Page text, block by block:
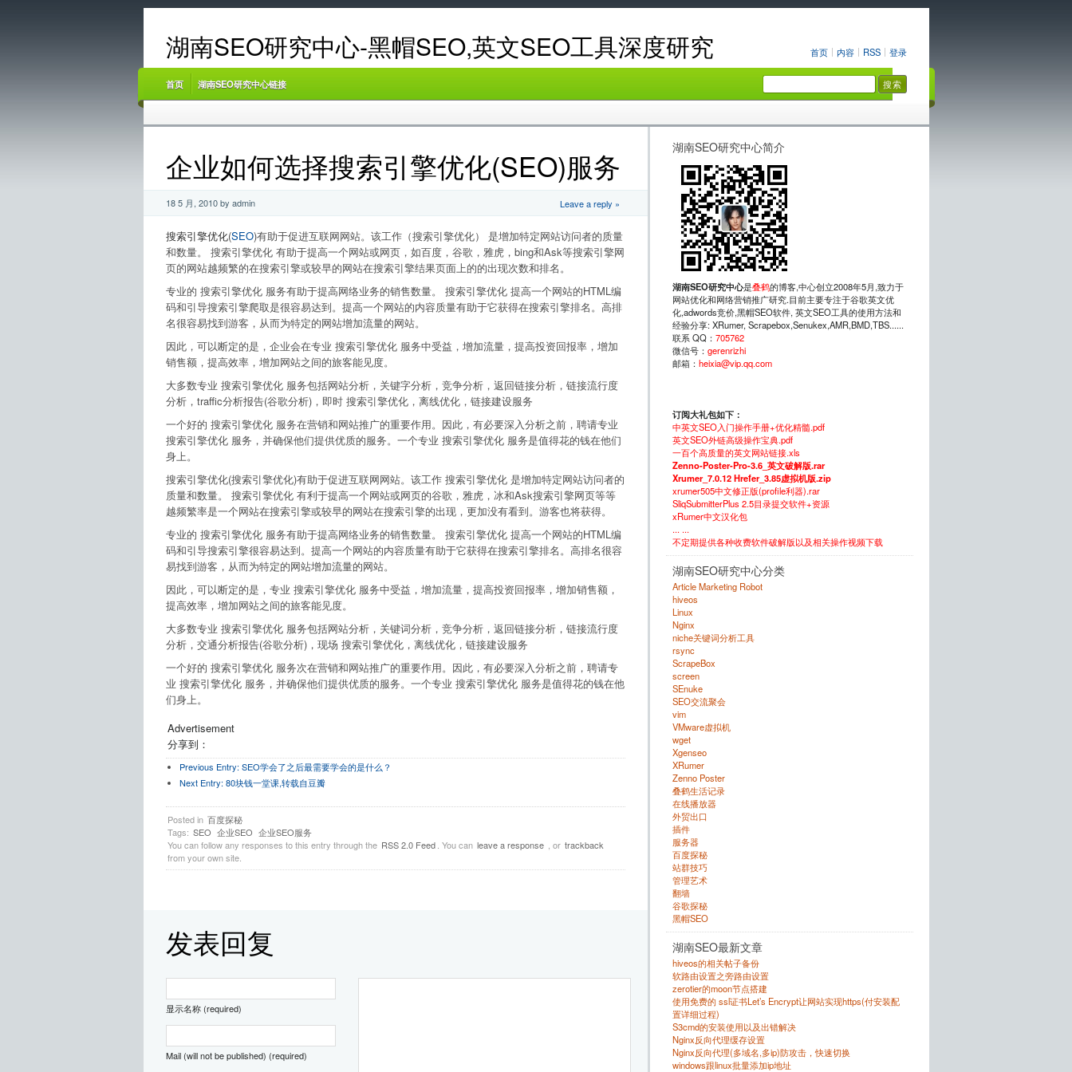
首页 内容 RSS 登录
湖南SEO研究中心-黑帽SEO,英文SEO工具深度研究
首页 湖南SEO研究中心链接
企业如何选择搜索引擎优化(SEO)服务
18 5 月, 2010 by admin Leave a reply »
搜索引擎优化(SEO)有助于促进互联网网站。该工作（搜索引擎优化） 是增加特定网站访问者的质量
和数量。 搜索引擎优化 有助于提高一个网站或网页，如百度，谷歌，雅虎，bing和Ask等搜索引擎网
页的网站越频繁的在搜索引擎或较早的网站在搜索引擎结果页面上的的出现次数和排名。
专业的 搜索引擎优化 服务有助于提高网络业务的销售数量。 搜索引擎优化 提高一个网站的HTML编
码和引导搜索引擎爬取是很容易达到。提高一个网站的内容质量有助于它获得在搜索引擎排名。高排
名很容易找到游客，从而为特定的网站增加流量的网站。
因此，可以断定的是，企业会在专业 搜索引擎优化 服务中受益，增加流量，提高投资回报率，增加
销售额，提高效率，增加网站之间的旅客能见度。
大多数专业 搜索引擎优化 服务包括网站分析，关键字分析，竞争分析，返回链接分析，链接流行度
分析，traffic分析报告(谷歌分析)，即时 搜索引擎优化，离线优化，链接建设服务
一个好的 搜索引擎优化 服务在营销和网站推广的重要作用。因此，有必要深入分析之前，聘请专业
搜索引擎优化 服务，并确保他们提供优质的服务。一个专业 搜索引擎优化 服务是值得花的钱在他们
身上。
搜索引擎优化(搜索引擎优化)有助于促进互联网网站。该工作 搜索引擎优化 是增加特定网站访问者的
质量和数量。 搜索引擎优化 有利于提高一个网站或网页的谷歌，雅虎，冰和Ask搜索引擎网页等等
越频繁率是一个网站在搜索引擎或较早的网站在搜索引擎的出现，更加没有看到。游客也将获得。
专业的 搜索引擎优化 服务有助于提高网络业务的销售数量。 搜索引擎优化 提高一个网站的HTML编
码和引导搜索引擎很容易达到。提高一个网站的内容质量有助于它获得在搜索引擎排名。高排名很容
易找到游客，从而为特定的网站增加流量的网站。
因此，可以断定的是，专业 搜索引擎优化 服务中受益，增加流量，提高投资回报率，增加销售额，
提高效率，增加网站之间的旅客能见度。
大多数专业 搜索引擎优化 服务包括网站分析，关键词分析，竞争分析，返回链接分析，链接流行度
分析，交通分析报告(谷歌分析)，现场 搜索引擎优化，离线优化，链接建设服务
一个好的 搜索引擎优化 服务次在营销和网站推广的重要作用。因此，有必要深入分析之前，聘请专
业 搜索引擎优化 服务，并确保他们提供优质的服务。一个专业 搜索引擎优化 服务是值得花的钱在他
们身上。
Advertisement
分享到：
Previous Entry: SEO学会了之后最需要学会的是什么？
Next Entry: 80块钱一堂课,转载自豆瓣
Posted in 百度探秘
Tags: SEO 企业SEO 企业SEO服务
You can follow any responses to this entry through the RSS 2.0 Feed . You can leave a response , or trackback
from your own site.
发表回复
显示名称 (required)
Mail (will not be published) (required)
湖南SEO研究中心简介
湖南SEO研究中心是叠鹤的博客,中心创立2008年5月,致力于
网站优化和网络营销推广研究.目前主要专注于谷歌英文优
化,adwords竞价,黑帽SEO软件, 英文SEO工具的使用方法和
经验分享: XRumer, Scrapebox,Senukex,AMR,BMD,TBS......
联系 QQ： 705762
微信号： gerenrizhi
邮箱： heixia@vip.qq.com
订阅大礼包如下：
中英文SEO入门操作手册+优化精髓.pdf
英文SEO外链高级操作宝典.pdf
一百个高质量的英文网站链接.xls
Zenno-Poster-Pro-3.6_英文破解版.rar
Xrumer_7.0.12 Hrefer_3.85虚拟机版.zip
xrumer505中文修正版(profile利器).rar
SliqSubmitterPlus 2.5目录提交软件+资源
xRumer中文汉化包
... ...
不定期提供各种收费软件破解版以及相关操作视频下载
湖南SEO研究中心分类
Article Marketing Robot
hiveos
Linux
Nginx
niche关键词分析工具
rsync
ScrapeBox
screen
SEnuke
SEO交流聚会
vim
VMware虚拟机
wget
Xgenseo
XRumer
Zenno Poster
叠鹤生活记录
在线播放器
外贸出口
插件
服务器
百度探秘
站群技巧
管理艺术
翻墙
谷歌探秘
黑帽SEO
湖南SEO最新文章
hiveos的相关帖子备份
软路由设置之旁路由设置
zerotier的moon节点搭建
使用免费的 ssl证书Let’s Encrypt让网站实现https(付安装配
置详细过程)
S3cmd的安装使用以及出错解决
Nginx反向代理缓存设置
Nginx反向代理(多域名,多ip)防攻击，快速切换
windows跟linux批量添加ip地址